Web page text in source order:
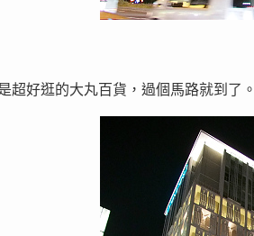
超好逛的大丸百貨，過個馬路就到了